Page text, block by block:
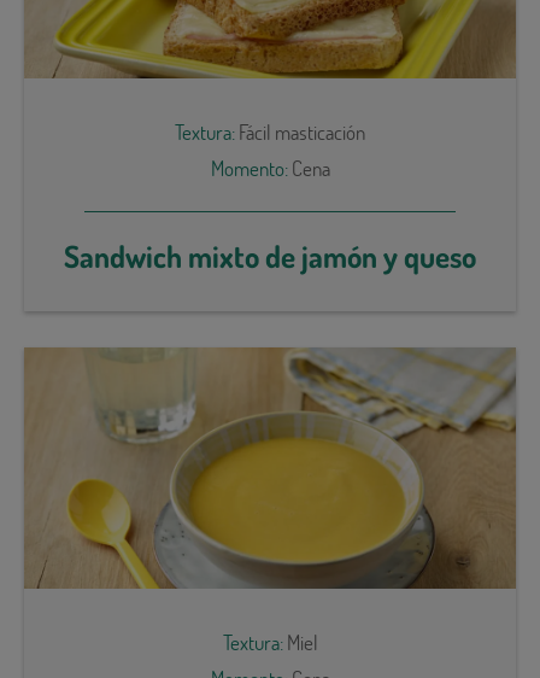
Textura:Fácil masticación
Momento:Cena
Sandwich mixto de jamón y queso
Textura:Miel